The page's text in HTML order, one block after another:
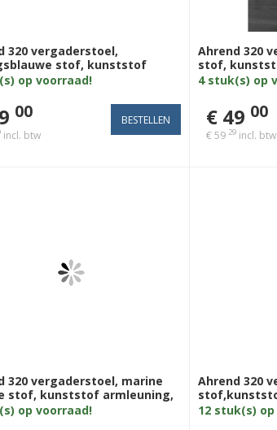
320 vergaderstoel,
stof, kunststof
zwart 4poot
op voorraad!
00
incl. btw
Ahrend 320
stof,
4poot
4 stuk(s) op
€ 49 00
€ 59 29 incl. btw
320 vergaderstoel, marine
stof, kunststof armleuning,
op voorraad!
Ahrend 320
4poot
12 stuk(s)